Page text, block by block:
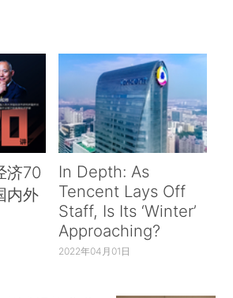
济70
内外
In Depth: As
Tencent Lays Off
Staff, Is Its ‘Winter’
Approaching?
2022年04月01日